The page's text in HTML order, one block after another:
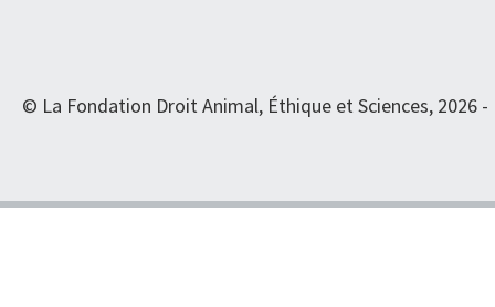
© La Fondation Droit Animal, Éthique et Sciences, 2026 -